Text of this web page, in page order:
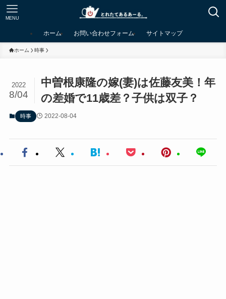
MENU
ホーム お問い合わせフォーム サイトマップ
ホーム 時事
中曽根康隆の嫁(妻)は佐藤友美！年
の差婚で11歳差？子供は双子？
2022
8/04
時事 2022-08-04